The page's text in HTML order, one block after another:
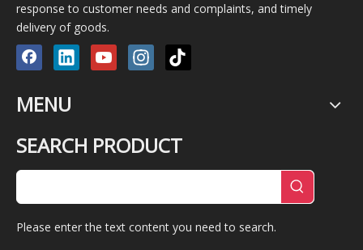
response to customer needs and complaints, and timely
delivery of goods.
MENU
SEARCH PRODUCT
Please enter the text content you need to search.